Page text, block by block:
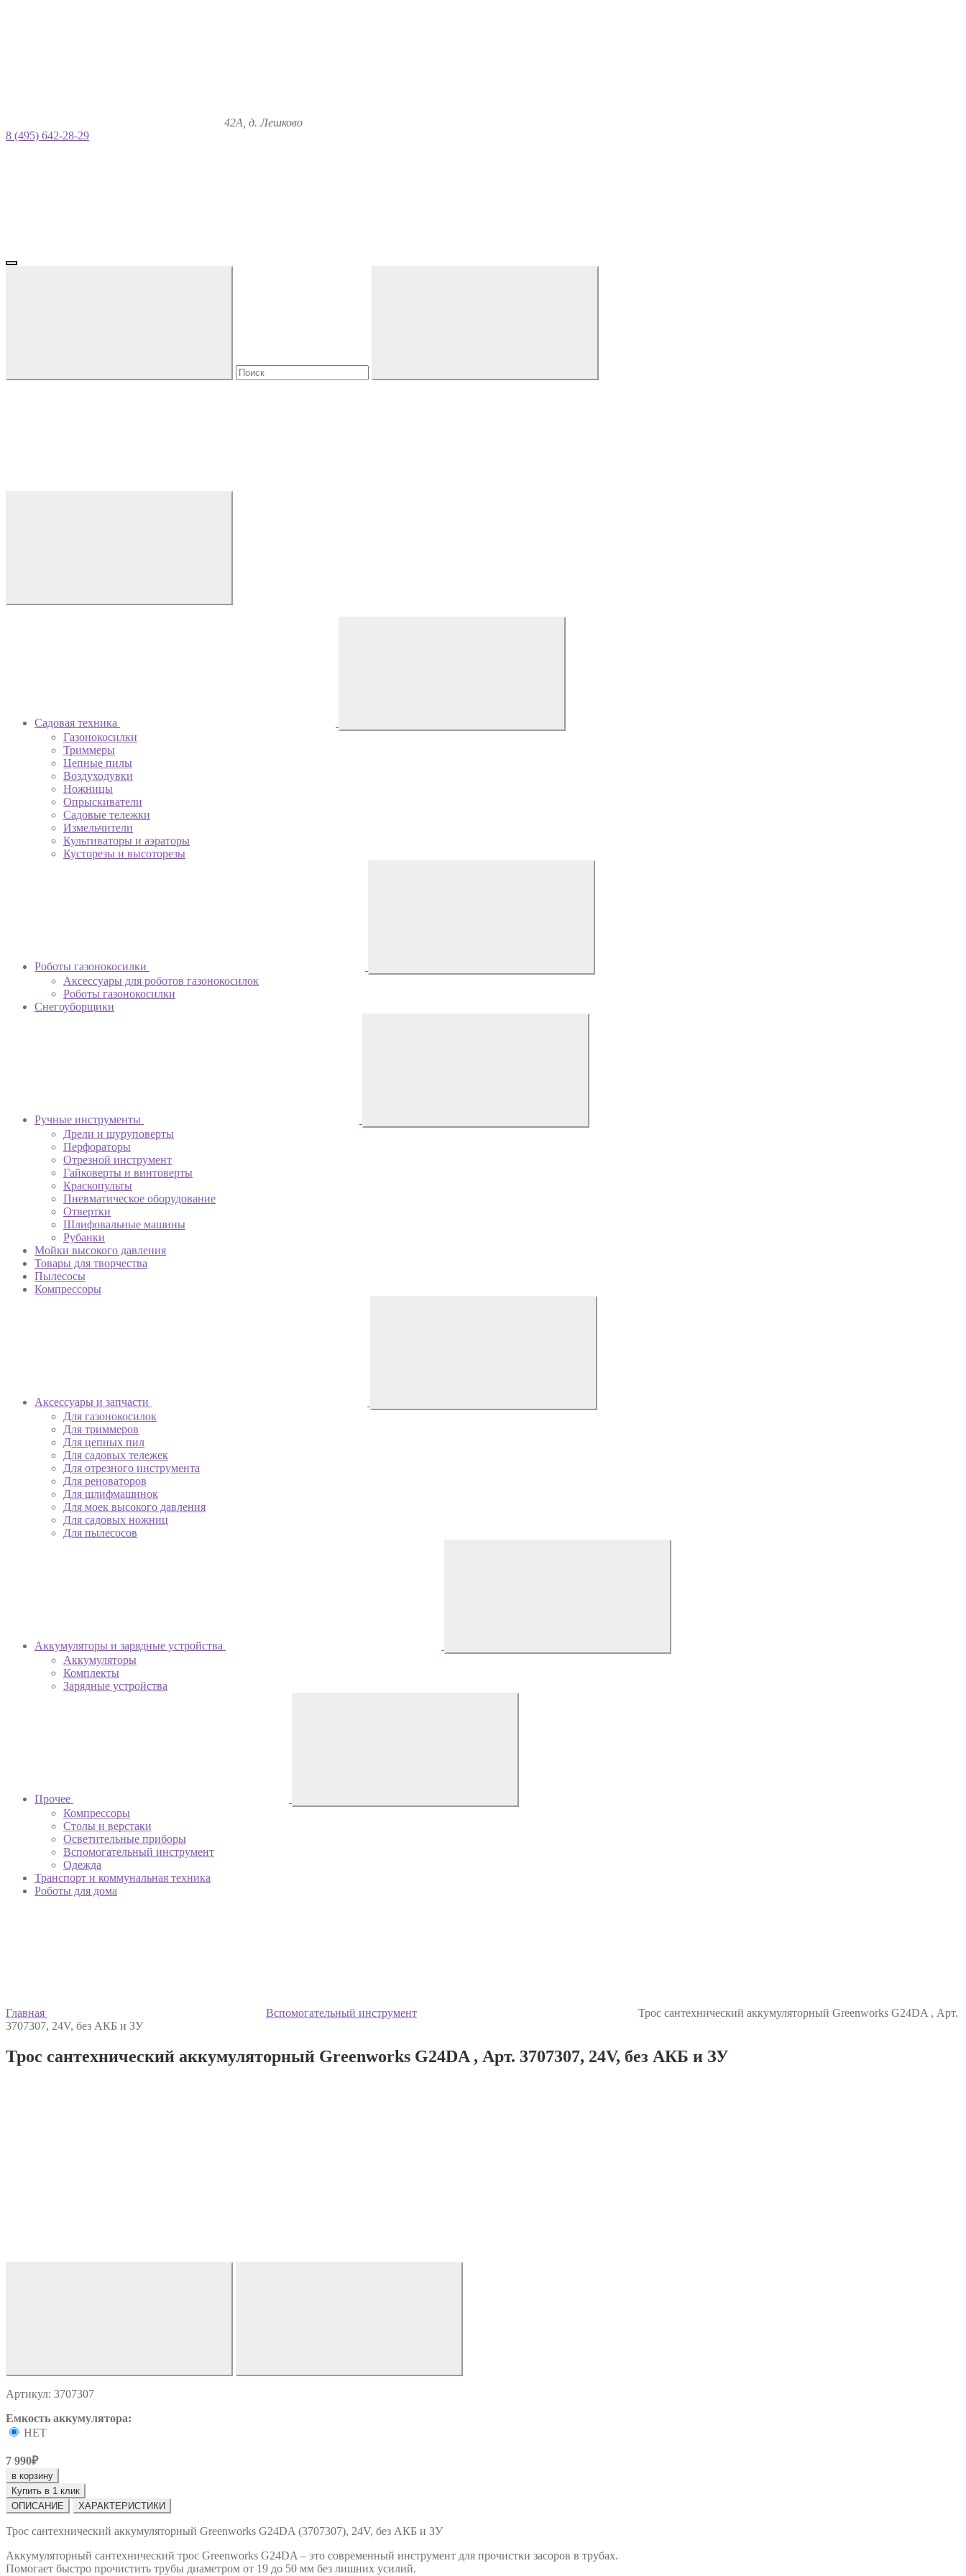
42А, д. Лешково
8 (495) 642-28-29
Садовая техника
Газонокосилки
Триммеры
Цепные пилы
Воздуходувки
Ножницы
Опрыскиватели
Садовые тележки
Измельчители
Культиваторы и аэраторы
Кусторезы и высоторезы
Роботы газонокосилки
Аксессуары для роботов газонокосилок
Роботы газонокосилки
Снегоуборщики
Ручные инструменты
Дрели и шуруповерты
Перфораторы
Отрезной инструмент
Гайковерты и винтоверты
Краскопульты
Пневматическое оборудование
Отвертки
Шлифовальные машины
Рубанки
Мойки высокого давления
Товары для творчества
Пылесосы
Компрессоры
Аксессуары и запчасти
Для газонокосилок
Для триммеров
Для цепных пил
Для садовых тележек
Для отрезного инструмента
Для реноваторов
Для шлифмашинок
Для моек высокого давления
Для садовых ножниц
Для пылесосов
Аккумуляторы и зарядные устройства
Аккумуляторы
Комплекты
Зарядные устройства
Прочее
Компрессоры
Столы и верстаки
Осветительные приборы
Вспомогательный инструмент
Одежда
Транспорт и коммунальная техника
Роботы для дома
Главная Вспомогательный инструмент
Трос сантехнический аккумуляторный Greenworks G24DA , Арт.
3707307, 24V, без АКБ и ЗУ
Трос сантехнический аккумуляторный Greenworks G24DA , Арт. 3707307, 24V, без АКБ и ЗУ
Артикул: 3707307
Емкость аккумулятора:
НЕТ
7 990₽
в корзину
Купить в 1 клик
ОПИСАНИЕ
ХАРАКТЕРИСТИКИ
Трос сантехнический аккумуляторный Greenworks G24DA (3707307), 24V, без АКБ и ЗУ
Аккумуляторный сантехнический трос Greenworks G24DA – это современный инструмент для прочистки засоров в трубах.
Помогает быстро прочистить трубы диаметром от 19 до 50 мм без лишних усилий.